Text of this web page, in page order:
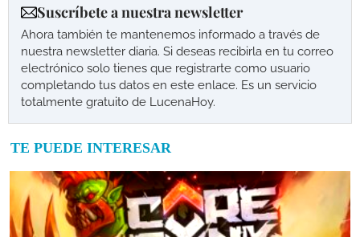
Suscríbete a nuestra newsletter
Ahora también te mantenemos informado a través de
nuestra newsletter diaria. Si deseas recibirla en tu correo
electrónico solo tienes que registrarte como usuario
completando tus datos en este enlace. Es un servicio
totalmente gratuito de LucenaHoy.
TE PUEDE INTERESAR